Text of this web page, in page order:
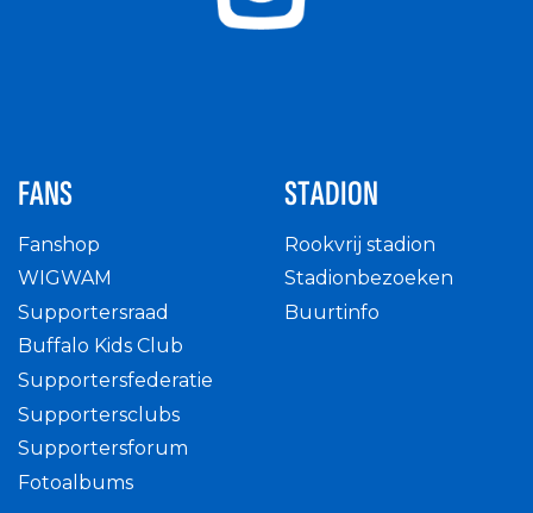
FANS
Fanshop
WIGWAM
Supportersraad
Buffalo Kids Club
Supportersfederatie
Supportersclubs
Supportersforum
Fotoalbums
STADION
Rookvrij stadion
Stadionbezoeken
Buurtinfo